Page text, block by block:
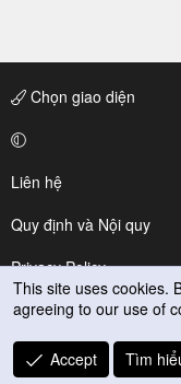
Chọn giao diện
Liên hệ
Quy định và Nội quy
Privacy Policy
Trợ giúp
R
S
This site uses cookies.
agreeing to our use of
Accept Tìm